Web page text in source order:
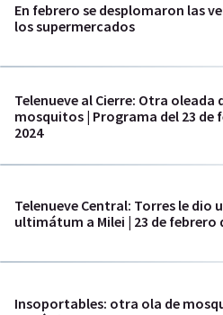
En febrero se desplomaron las
los supermercados
Telenueve al Cierre: Otra oleada
mosquitos | Programa del 23 de
2024
Telenueve Central: Torres le dio
ultimátum a Milei | 23 de febrero
Insoportables: otra ola de